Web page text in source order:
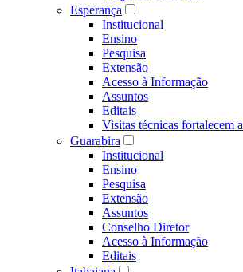
Esperança
Institucional
Ensino
Pesquisa
Extensão
Acesso à Informação
Assuntos
Editais
Visitas técnicas fortalecem
Guarabira
Institucional
Ensino
Pesquisa
Extensão
Assuntos
Conselho Diretor
Acesso à Informação
Editais